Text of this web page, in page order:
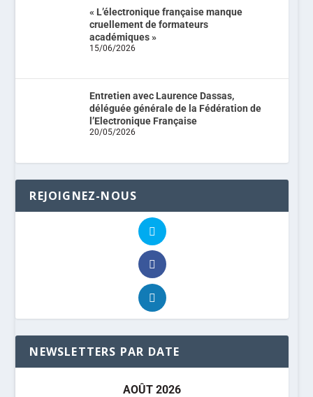
« L’électronique française manque
cruellement de formateurs
académiques »
15/06/2026
Entretien avec Laurence Dassas,
déléguée générale de la Fédération de
l’Electronique Française
20/05/2026
REJOIGNEZ-NOUS
NEWSLETTERS PAR DATE
AOÛT 2026